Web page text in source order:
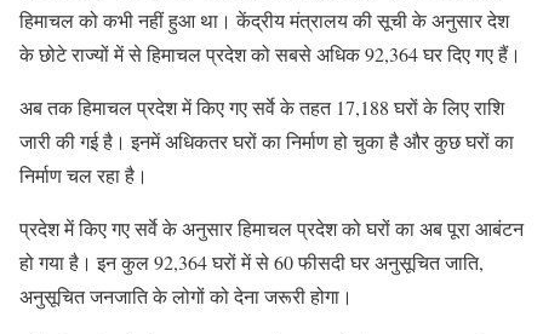
हिमाचल को कभी नहीं हुआ था। केंद्रीय मंत्रालय की सूची के अनुसार देश
के छोटे राज्यों में से हिमाचल प्रदेश को सबसे अधिक 92,364 घर दिए गए हैं।
अब तक हिमाचल प्रदेश में किए गए सर्वे के तहत 17,188 घरों के लिए राशि
जारी की गई है। इनमें अधिकतर घरों का निर्माण हो चुका है और कुछ घरों का
निर्माण चल रहा है।
प्रदेश में किए गए सर्वे के अनुसार हिमाचल प्रदेश को घरों का अब पूरा आबंटन
हो गया है। इन कुल 92,364 घरों में से 60 फीसदी घर अनुसूचित जाति,
अनुसूचित जनजाति के लोगों को देना जरूरी होगा।